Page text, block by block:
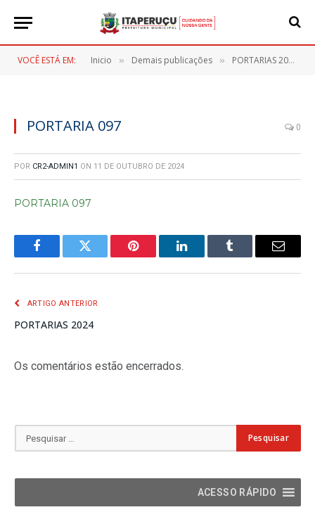
VOCÊ ESTÁ EM: Inicio » Demais publicações » PORTARIAS 2024
PORTARIA 097 0
POR CR2-ADMIN1 ON 11 DE OUTUBRO DE 2024
PORTARIA 097
FacebookTwitter Pinterest LinkedInTumblr
E-
ARTIGO ANTERIOR
PORTARIAS 2024
Os comentários estão encerrados.
ACESSO RÁPIDO